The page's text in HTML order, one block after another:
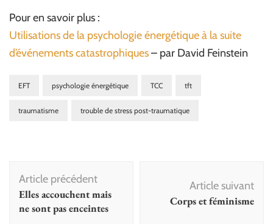
Pour en savoir plus :
Utilisations de la psychologie énergétique à la suite
d’événements catastrophiques– par David Feinstein
EFT psychologie énergétique TCC tft
traumatisme trouble de stress post-traumatique
Navigation
d'article
Article précédent
Elles accouchent mais
ne sont pas enceintes
Article suivant
Corps et féminisme